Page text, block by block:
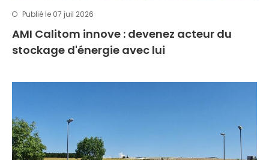
Publié le 07 juil 2026
AMI Calitom innove : devenez acteur du
stockage d'énergie avec lui